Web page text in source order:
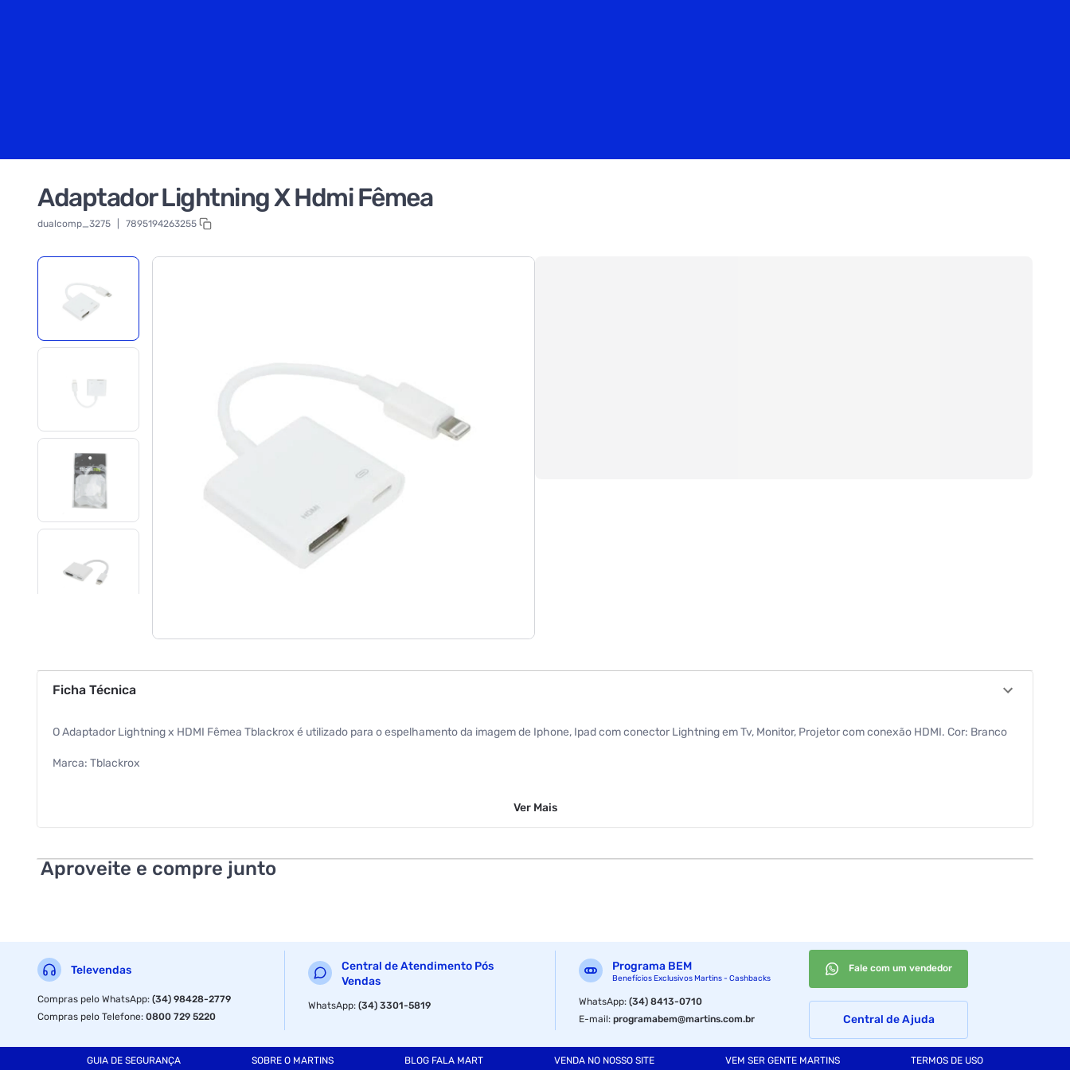
Adaptador Lightning X Hdmi Fêmea
dualcomp_3275 7895194263255
Ficha Técnica
O Adaptador Lightning x HDMI Fêmea Tblackrox é utilizado para o espelhamento da imagem de Iphone, Ipad com conector Lightning em Tv, Monitor, Projetor com conexão HDMI. Cor: Branco
Marca: Tblackrox
Comprimento do conector: Adaptador Lightning (3 cm) x HDMI Fêmea (4 cm)
Material constitutivo: Plásticos, metais e componentes eletrônicos
Bitola do cabo: 4 milímetros
Ver Mais
Aproveite e compre junto
Televendas
Compras pelo WhatsApp:(34) 98428-2779
Compras pelo Telefone:0800 729 5220
Central de Atendimento Pós
Vendas
WhatsApp:(34) 3301-5819
Programa BEM
Benefícios Exclusivos Martins - Cashbacks
WhatsApp:(34) 8413-0710
E-mail:programabem@martins.com.br
Fale com um vendedor
Central de Ajuda
GUIA DE SEGURANÇA SOBRE O MARTINS BLOG FALA MART VENDA NO NOSSO SITE VEM SER GENTE MARTINS TERMOS DE USO